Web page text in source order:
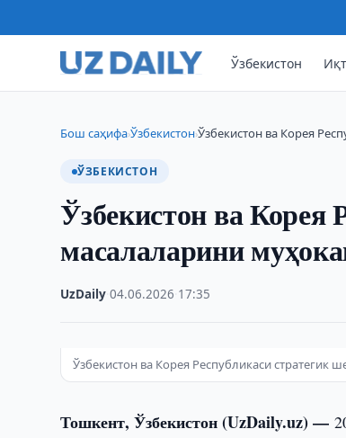
Ўзбекистон
Бош саҳифа›Ўзбекистон›Ўзбекистон ва Корея
ЎЗБЕКИСТОН
Ўзбекистон ва Корея
масалаларини
UzDaily ·04.06.2026 17:35
Ўзбекистон ва Корея Республикаси
Тошкент, Ўзбекистон (UzDaily.uz) —